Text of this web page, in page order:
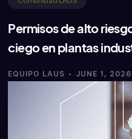
Permisos de alto
ciego en plantas
EQUIPO LAUS · JUNE 1, 2026